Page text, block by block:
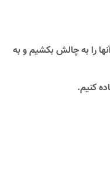
را به چالش بکشیم و به
کنیم.